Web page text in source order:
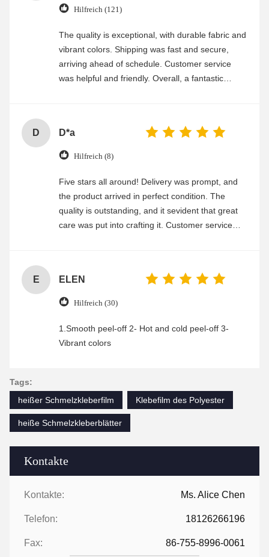
Kontakte
Kontakte: Ms. Alice Chen
Telefon: 18126266196
Fax: 86-755-8996-0061
Hilfreich (121)
The quality is exceptional, with durable fabric and
vibrant colors. Shipping was fast and secure,
arriving ahead of schedule. Customer service
was helpful and friendly. Overall, a fantastic
D D*a
Hilfreich (8)
Five stars all around! Delivery was prompt, and
the product arrived in perfect condition. The
quality is outstanding, and it sevident that great
care was put into crafting it. Customer service
E ELEN
Hilfreich (30)
1.Smooth peel-off 2- Hot and cold peel-off 3-
Vibrant colors
Tags:
heißer Schmelzkleberfilm
Klebefilm des Polyester
heiße Schmelzkleberblätter